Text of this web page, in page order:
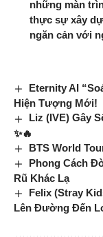
những màn
thực sự xây
ngăn cản với
Eternity AI
Hiện Tượng Mới!
Liz (IVE) Gây
✨🔥
BTS World
Phong Cách
Rũ Khác Lạ
Felix (Stray
Lên Đường Đến